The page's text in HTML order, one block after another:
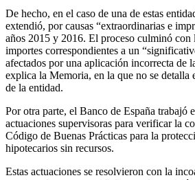
De hecho, en el caso de una de estas
extendió, por causas “extraordinarias e
años 2015 y 2016. El proceso culminó con
importes correspondientes a un
afectados por una aplicación incorrecta de
explica la Memoria, en la que no se detalla
de la entidad.
Por otra parte, el Banco de España trabajó
actuaciones supervisoras para verificar la
Código de Buenas Prácticas para la
hipotecarios sin recursos.
Estas actuaciones se resolvieron con la